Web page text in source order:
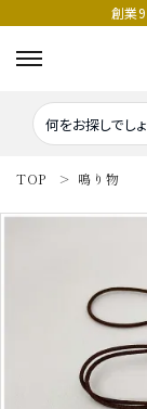
創業
密教法具
錫杖
寺院仏具
TOP 鳴り物